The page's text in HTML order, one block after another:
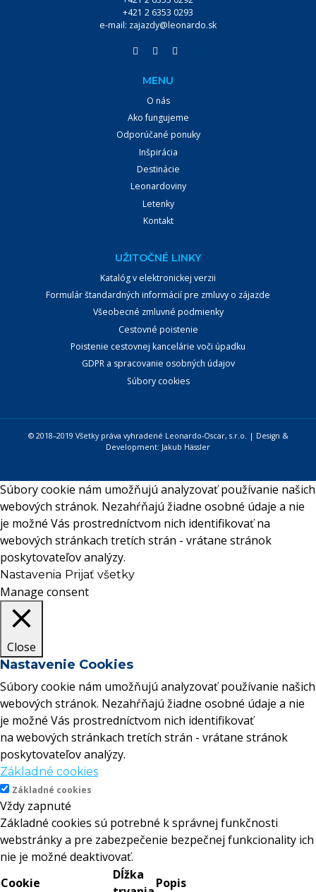
VYHĽADÁVANIE:
+421 2 6353 0293
e-mail: zajazdy@leonardo.sk
MENU
O nás
Ako fungujeme
Odporúčané ponuky
Inšpirácia
Destinácie
Leonardoviny
Letenky
Kontakt
UŽITOČNÉ LINKY
Katalóg v elektronickej verzii
Formulár štandardných informácií pre zmluvy o zájazde
Všeobecné zmluvné podmienky
Cestovné poistenie
Poistenie cestovnej kancelárie voči úpadku
GDPR a spracovanie osobných údajov
Súbory cookies
© 2018–2019 Všetky práva vyhradené Leonardo-Oscar, s.r.o. | Design &
Development: Jakub Hässler
Súbory cookie nám umožňujú analyzovať používanie našich
webových stránok. Nezahŕňajú žiadne osobné údaje a nie
je možné Vás prostredníctvom nich identifikovať na
webových stránkach tretích strán - vrátane stránok
poskytovateľov analýzy.
Nastavenia Prijať všetky
Manage consent
Close
Nastavenie Cookies
Súbory cookie nám umožňujú analyzovať používanie našich
webových stránok. Nezahŕňajú žiadne osobné údaje a nie
je možné Vás prostredníctvom nich identifikovať
na webových stránkach tretích strán - vrátane stránok
poskytovateľov analýzy.
Základné cookies
Základné cookies
Vždy zapnuté
Základné cookies sú potrebné k správnej funkčnosti
webstránky a pre zabezpečenie bezpečnej funkcionality ich
nie je možné deaktivovať.
Cookie
Dĺžka
Popis